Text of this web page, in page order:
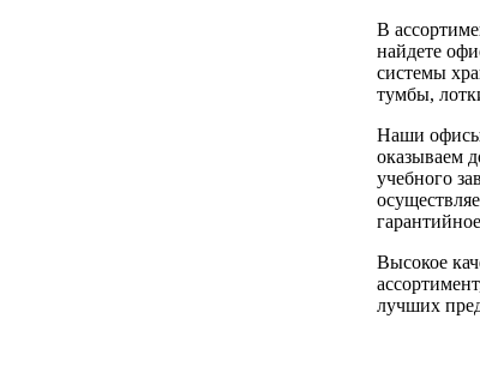
В
найдете
системы
тумбы,
Наши
оказываем
учебного
Высокое
лучших